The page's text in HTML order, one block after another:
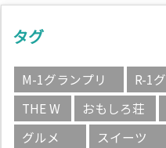
タグ
M-1グランプリ R-1
THE W
おもしろ荘
グルメ
スイーツ